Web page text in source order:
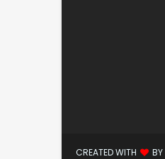
CREATED WITH BY